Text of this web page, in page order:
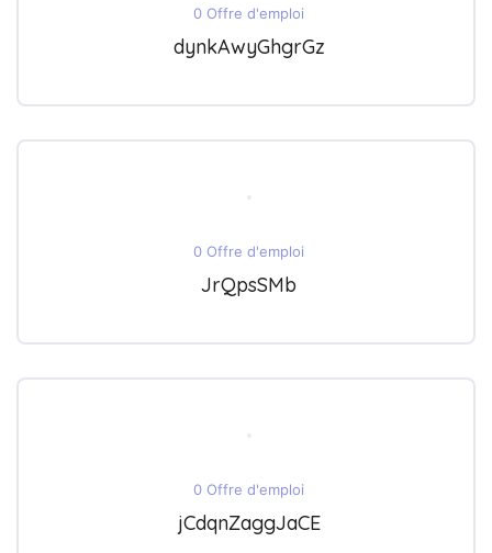
0 Offre d'emploi
dynkAwyGhgrGz
0 Offre d'emploi
JrQpsSMb
0 Offre d'emploi
jCdqnZaggJaCE